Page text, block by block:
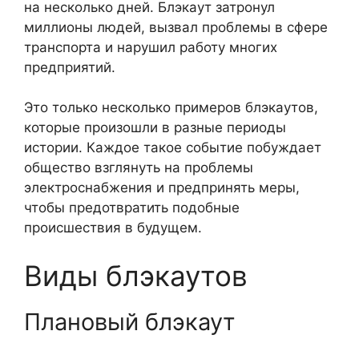
на несколько дней. Блэкаут затронул
миллионы людей, вызвал проблемы в сфере
транспорта и нарушил работу многих
предприятий.
Это только несколько примеров блэкаутов,
которые произошли в разные периоды
истории. Каждое такое событие побуждает
общество взглянуть на проблемы
электроснабжения и предпринять меры,
чтобы предотвратить подобные
происшествия в будущем.
Виды блэкаутов
Плановый блэкаут